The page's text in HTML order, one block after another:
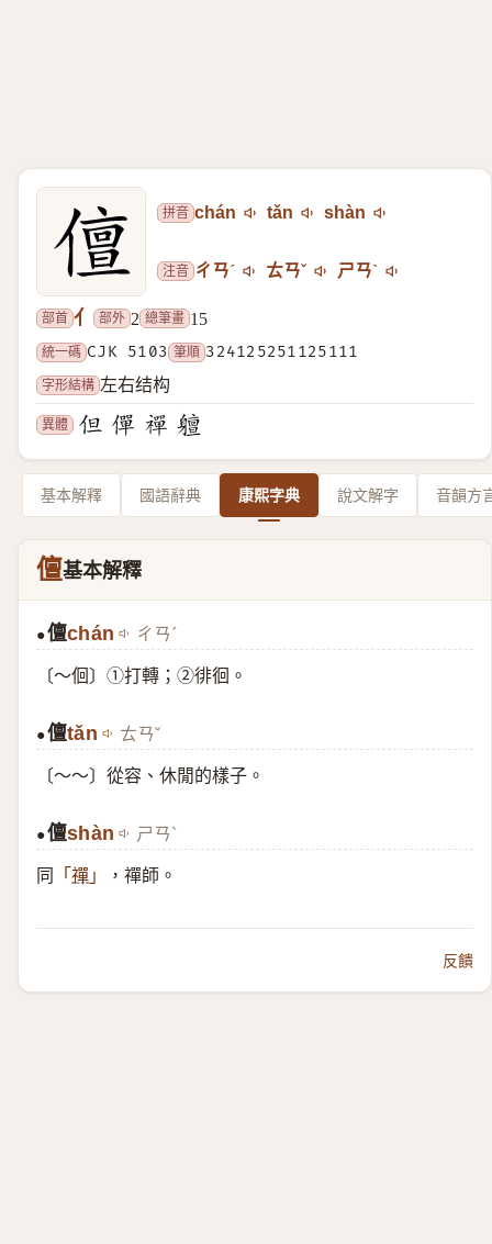
拼音 chán tǎn shàn
注音 ㄔㄢˊ ㄊㄢˇ ㄕㄢˋ
部首 亻 部外 2 總筆畫 15
統一碼 CJK 5103 筆順 324125251125111
字形結構 左右结构
異體
基本解釋 國語辭典 康熙字典 說文解字 音韻方
儃基本解釋
●儃chán ㄔㄢˊ
〔～佪〕①打轉；②徘徊。
●儃tǎn ㄊㄢˇ
〔～～〕從容、休閒的樣子。
●儃shàn ㄕㄢˋ
同 「 禪 」 ，禪師。
反饋